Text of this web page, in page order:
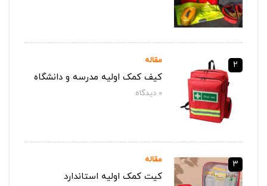
2 مقاله
کیف کمک اولیه مدرسه و دانشگاه
0دیدگاه‌
3 مقاله
کیت کمک اولیه استاندارد